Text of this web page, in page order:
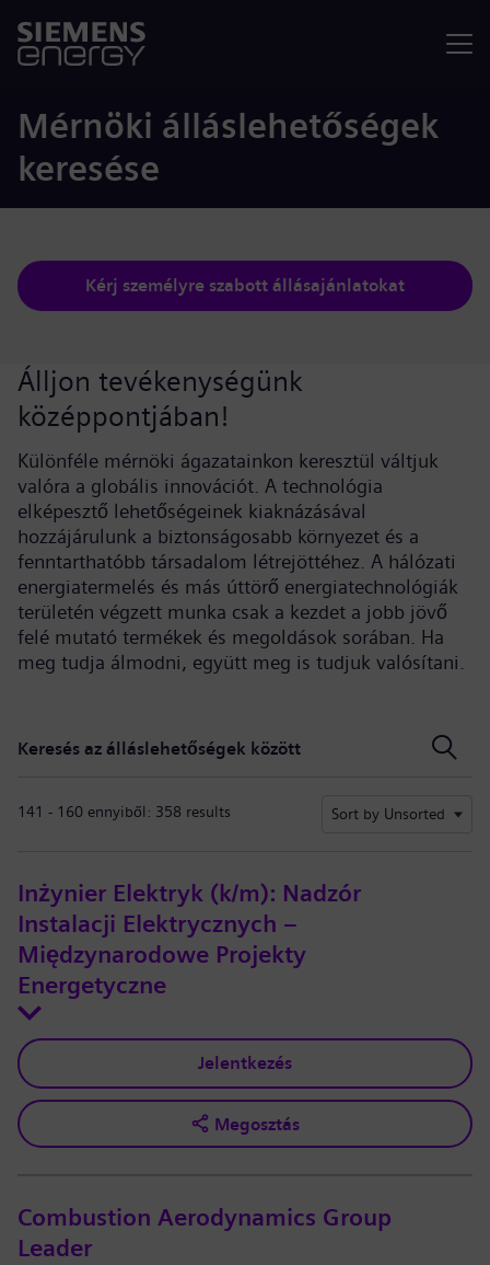
Mérnöki álláslehetőségek
keresése
Kérj személyre szabott állásajánlatokat
Álljon tevékenységünk
középpontjában!
Különféle mérnöki ágazatainkon keresztül váltjuk
valóra a globális innovációt. A technológia
elképesztő lehetőségeinek kiaknázásával
hozzájárulunk a biztonságosabb környezet és a
fenntarthatóbb társadalom létrejöttéhez. A hálózati
energiatermelés és más úttörő energiatechnológiák
területén végzett munka csak a kezdet a jobb jövő
felé mutató termékek és megoldások sorában. Ha
meg tudja álmodni, együtt meg is tudjuk valósítani.
Keresés az álláslehetőségek között
141 - 160 ennyiből: 358 results Sort by Unsorted
Inżynier Elektryk (k/m): Nadzór
Instalacji Elektrycznych –
Międzynarodowe Projekty
Energetyczne
Jelentkezés
Megosztás
Combustion Aerodynamics Group
Leader